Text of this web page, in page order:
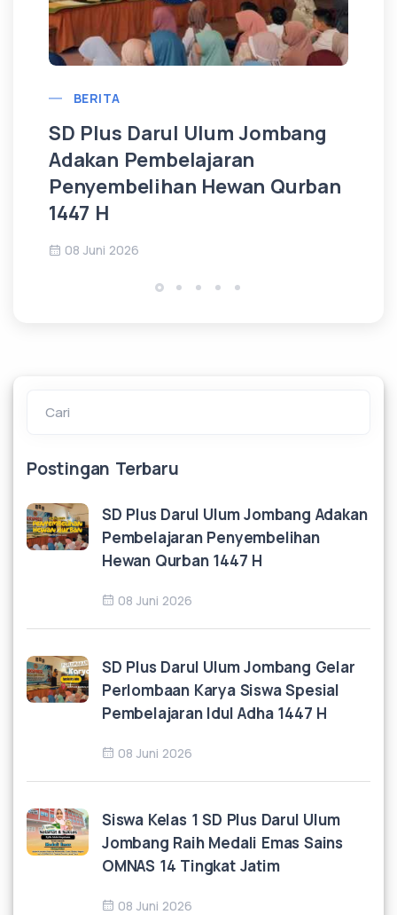
BERITA
SD Plus Darul Ulum Jombang
Adakan Pembelajaran
Penyembelihan Hewan Qurban
1447 H
08 Juni 2026
Cari
Postingan Terbaru
SD Plus Darul Ulum Jombang Adakan
Pembelajaran Penyembelihan
Hewan Qurban 1447 H
08 Juni 2026
SD Plus Darul Ulum Jombang Gelar
Perlombaan Karya Siswa Spesial
Pembelajaran Idul Adha 1447 H
08 Juni 2026
Siswa Kelas 1 SD Plus Darul Ulum
Jombang Raih Medali Emas Sains
OMNAS 14 Tingkat Jatim
08 Juni 2026